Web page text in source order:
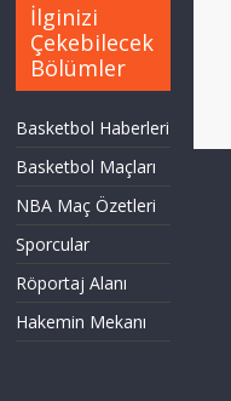
İlginizi
Çekebilecek
Bölümler
Basketbol Haberleri
Basketbol Maçları
NBA Maç Özetleri
Sporcular
Röportaj Alanı
Hakemin Mekanı